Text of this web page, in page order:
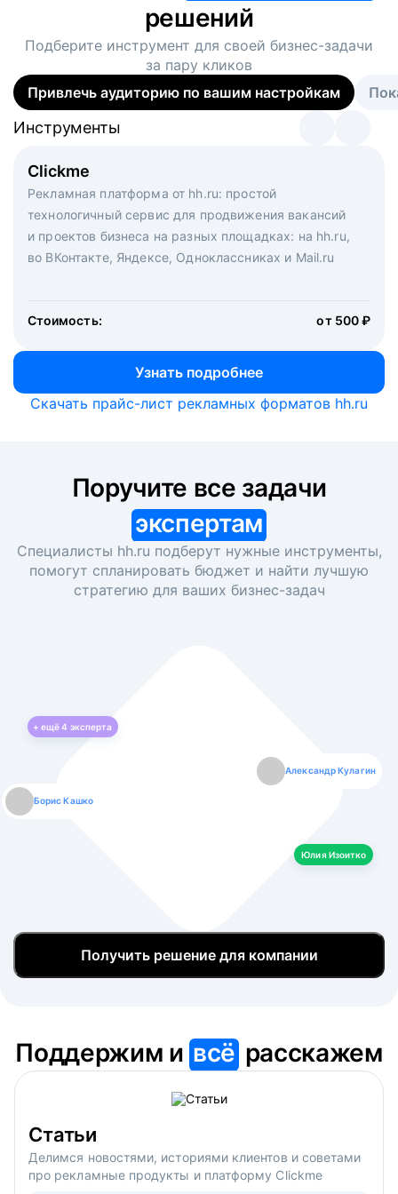
решений
Подберите инструмент для своей бизнес-задачи
за пару кликов
Привлечь аудиторию по вашим настройкам
Clickme
Рекламная платформа от hh.ru: простой
технологичный сервис для продвижения вакансий
и проектов бизнеса на разных площадках: на hh.ru,
во ВКонтакте, Яндексе, Одноклассниках и Mail.ru
Стоимость: от 500 ₽
Узнать подробнее
Инструменты
Вакансия дня
Рекламный формат для вакансий на главной странице
hh.ru. Увеличивает количество откликов
Инструменты
Массовый подбор под ключ. Решите, сколько
кандидатов и когда вам нужно, и за дело возьмутся
маркетологи, рекрутеры и проектные менеджеры
hh.ru с целым набором digital-инструментов
Инструменты
Скачать прайс-лист рекламных форматов hh.ru
экспертам
Специалисты hh.ru подберут нужные инструменты,
помогут спланировать бюджет и найти лучшую
стратегию для ваших бизнес-задач
+ ещё4 эксперта
Борис Кашко
Александр Кулагин
Юлия Изоитко
Юлия Изоитко
Даниил Макаров
Александр Кулагин
Екатерина Лазаренко
Даниил Макаров
Борис Кашко
Екатерина Лазаренко
Юлия Изоитко
Получить решение для компании
Поддержим ивсё расскажем
Статьи
Делимся новостями, историями клиентов и советами
про рекламные продукты и платформу Clickme